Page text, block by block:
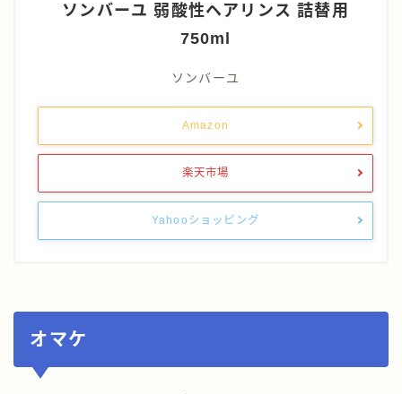
ソンバーユ 弱酸性ヘアリンス 詰替用
750ml
ソンバーユ
Amazon
楽天市場
Yahooショッピング
オマケ